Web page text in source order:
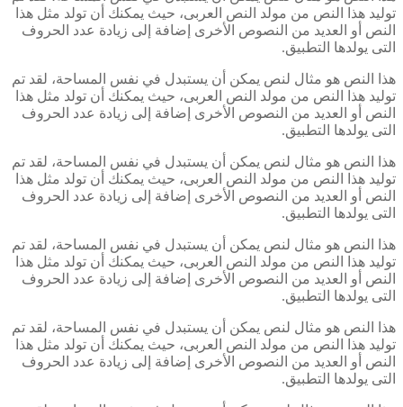
توليد هذا النص من مولد النص العربى، حيث يمكنك أن تولد مثل هذا
النص أو العديد من النصوص الأخرى إضافة إلى زيادة عدد الحروف
التى يولدها التطبيق.
هذا النص هو مثال لنص يمكن أن يستبدل في نفس المساحة، لقد تم
توليد هذا النص من مولد النص العربى، حيث يمكنك أن تولد مثل هذا
النص أو العديد من النصوص الأخرى إضافة إلى زيادة عدد الحروف
التى يولدها التطبيق.
هذا النص هو مثال لنص يمكن أن يستبدل في نفس المساحة، لقد تم
توليد هذا النص من مولد النص العربى، حيث يمكنك أن تولد مثل هذا
النص أو العديد من النصوص الأخرى إضافة إلى زيادة عدد الحروف
التى يولدها التطبيق.
هذا النص هو مثال لنص يمكن أن يستبدل في نفس المساحة، لقد تم
توليد هذا النص من مولد النص العربى، حيث يمكنك أن تولد مثل هذا
النص أو العديد من النصوص الأخرى إضافة إلى زيادة عدد الحروف
التى يولدها التطبيق.
هذا النص هو مثال لنص يمكن أن يستبدل في نفس المساحة، لقد تم
توليد هذا النص من مولد النص العربى، حيث يمكنك أن تولد مثل هذا
النص أو العديد من النصوص الأخرى إضافة إلى زيادة عدد الحروف
التى يولدها التطبيق.